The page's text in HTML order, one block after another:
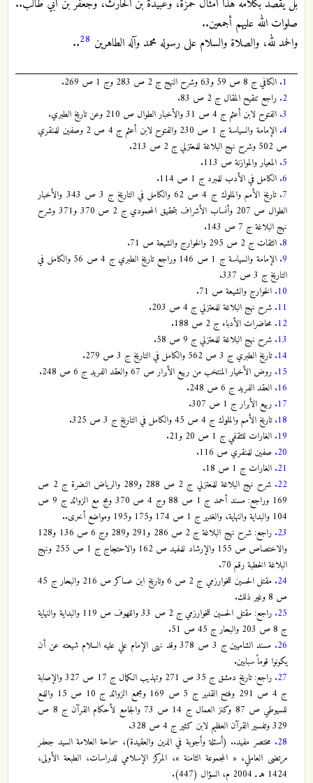
بل يقصد بكلامه هذا أمثال حمزة، وعبيدة بن الحارث، وجعفر بن أبي طالب..
صلوات الله عليهم أجمعين..
والحمد لله، والصلاة والسلام على رسوله محمد وآله الطاهرين 28
..
1. الكافي ج 8 ص 59 و63 وشرح النهج ج 2 ص 283 وج 1 ص 269.
2. راجع تنقيح المقال ج 2 ص 83.
3. الفتوح لابن أعثم ج 4 ص 31 والأخبار الطوال ص 210 وعن تاريخ الطبري.
4.
الإمامة والسياسة ج 1 ص 230 والفتوح لابن أعثم ج 4 ص 2 وصفين للمنقري
ص 502 وشرح نهج البلاغة للمعتزلي ج 2 ص 213.
5. المعيار والموازنة ص 113.
6. الكامل في الأدب للمبرد ج 1 ص 114.
7.
تاريخ الأمم والملوك ج 4 ص 62 والكامل في التاريخ ج 3 ص 343 والأخبار
الطوال ص 207 وأنساب الأشراف بتحقيق المحمودي ج 2 ص 370 و371 وشرح
نهج البلاغة ج 7 ص 143.
8. الثقات ج 2 ص 295 والخوارج والشيعة ص 71.
9.
الإمامة والسياسة ج 1 ص 146 وراجع تاريخ الطبري ج 4 ص 56 والكامل في
التاريخ ج 3 ص 337.
10. الخوارج والشيعة ص 71.
11. شرح نهج البلاغة للمعتزلي ج 4 ص 203.
12. محاضرات الأدباء ج 2 ص 188.
13. شرح نهج البلاغة للمعتزلي ج 9 ص 58.
14. تاريخ الطبري ج 3 ص 562 والكامل في التاريخ ج 3 ص 279.
15. روض الأخيار المنتخب من ربيع الأبرار ص 67 والعقد الفريد ج 6 ص 248.
16. العقد الفريد ج 6 ص 248.
17. ربيع الأبرار ج 1 ص 307.
18. تاريخ الأمم والملوك ج 4 ص 45 والكامل في التاريخ ج 3 ص 325.
19. الغارات للثقفي ج 1 ص 20 و21.
20. صفين للمنقري ص 116.
21. الغارات ج 1 ص 18.
22.
شرح نهج البلاغة للمعتزلي ج 2 ص 288 و289 والرياض النضرة ج 2 ص
169 وراجع: مسند أحمد ج 1 ص 88 وج 4 ص 370 ومج مع الزوائد ج 9 ص
104 والبداية والنهاية، والغدير ج 1 ص 174 و175 و195 ومواضع أخرى..
23.
راجع: شرح نهج البلاغة ج 2 ص 286 و291 و289 وج 6 ص 136 و128
والاختصاص ص 155 والإرشاد للمفيد ص 162 والاحتجاج ج 1 ص 255 ونهج
البلاغة الخطبة رقم 70.
24.
مقتل الحسين للخوارزمي ج 2 ص 6 وتاريخ ابن عساكر ص 216 والبحار ج 45
ص 8 وغير ذلك.
25.
راجع: مقتل الحسين للخوارزمي ج 2 ص 33 واللهوف ص 119 والبداية والنهاية
ج 8 ص 203 والبحار ج 45 ص 51.
26.
مسند الشاميين ج 3 ص 378 وقد نهى الإمام علي عليه السلام شيعته عن أن
يكونوا قوماً سبابين.
27.
راجع: تاريخ دمشق ج 35 ص 271 وتهذيب الكمال ج 17 ص 327 والإصابة
ج 4 ص 291 وفتح القدير ج 5 ص 169 ومجمع الزوائد ج 10 ص 15 واللمع
للسيوطي ص 87 وكنز العمال ج 14 ص 73 والجامع لأحكام القرآن ج 8 ص
329 وتفسير القرآن العظيم لابن كثير ج 4 ص 328.
28. مختصر مفيد.. (أسئلة وأجوبة في الدين والعقيدة)، سماحة العلامة السيد جعفر
مرتضى العاملي، « المجموعة الثامنة »، المركز الإسلامي للدراسات، الطبعة الأولى،
1424 هـ ـ 2004 م، السؤال (447).